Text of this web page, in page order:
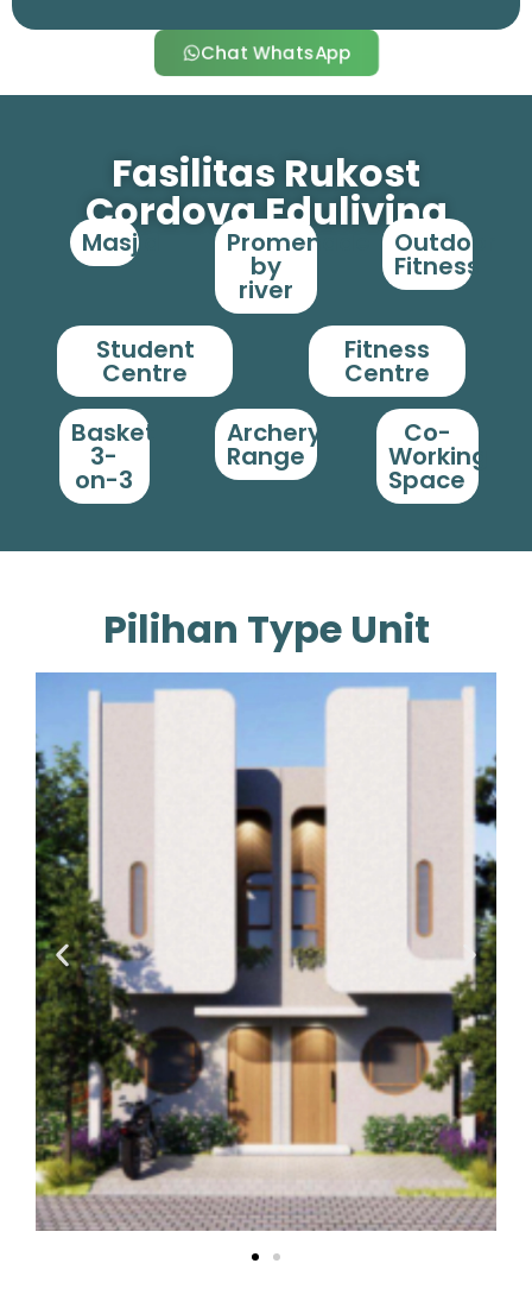
Chat WhatsApp
Fasilitas Rukost
Cordova Eduliving
Masjid Promenade
by
river
Outdoor
Fitness
Student
Centre
Fitness
Centre
Basket
3-
on-3
Archery
Range
Co-
Working
Space
Pilihan Type Unit